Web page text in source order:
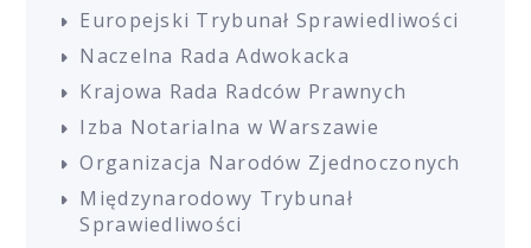
Europejski Trybunał Sprawiedliwości
Naczelna Rada Adwokacka
Krajowa Rada Radców Prawnych
Izba Notarialna w Warszawie
Organizacja Narodów Zjednoczonych
Międzynarodowy Trybunał
Sprawiedliwości